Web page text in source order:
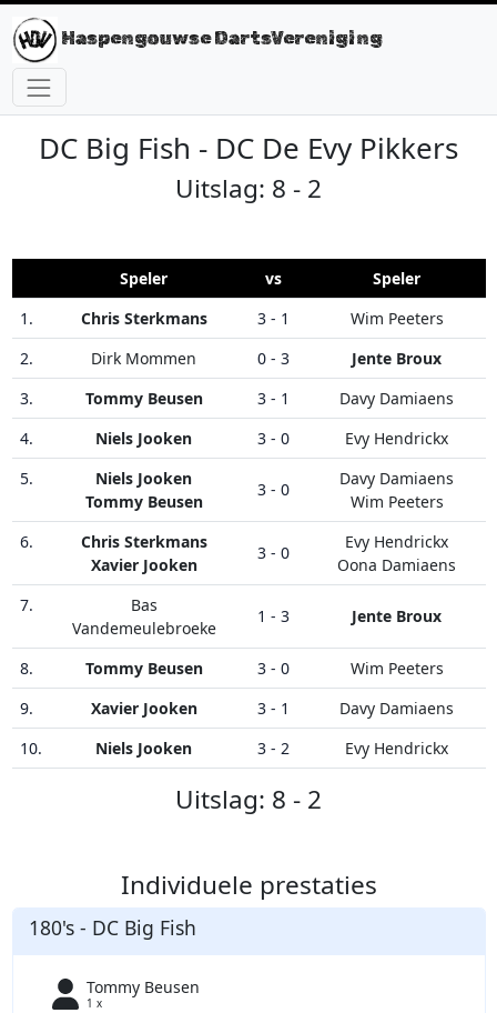
Haspengouwse DartsVereniging
DC Big Fish - DC De Evy Pikkers
Uitslag: 8 - 2
Speler vs
Speler
1.
Chris Sterkmans 3 - 1
Wim Peeters
2.
Dirk Mommen 0 - 3
Jente Broux
3.
Tommy Beusen 3 - 1
Davy Damiaens
4.
Niels Jooken 3 - 0
Evy Hendrickx
5.
Niels Jooken
Tommy Beusen
3 - 0
Davy Damiaens
Wim Peeters
6.
Chris Sterkmans
Xavier Jooken
3 - 0
Evy Hendrickx
Oona Damiaens
7.
Bas
Vandemeulebroeke
1 - 3 Jente Broux
8. Tommy Beusen 3 - 0
Wim Peeters
9.
Xavier Jooken 3 - 1
Davy Damiaens
10.
Niels Jooken 3 - 2 Evy Hendrickx
Uitslag: 8 - 2
Individuele prestaties
180's - DC Big Fish
Tommy Beusen
1 x